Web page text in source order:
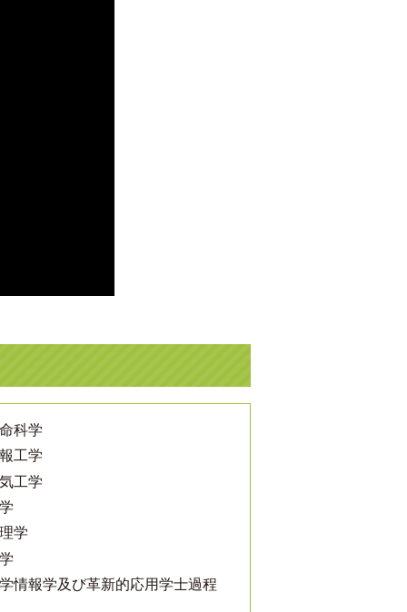
科学
工学
工学
学
学情報学及び革新的応用学士過程